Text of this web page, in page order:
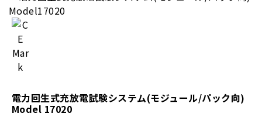
電力回生式充放電試験システム(モジュール/パック向)
Model 17020